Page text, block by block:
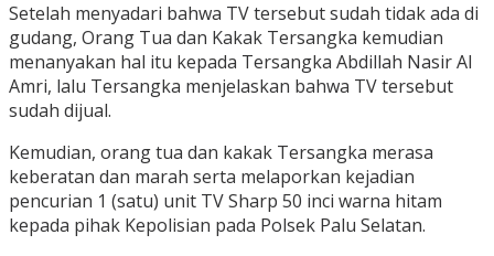
Setelah menyadari bahwa TV tersebut sudah tidak ada di
gudang, Orang Tua dan Kakak Tersangka kemudian
menanyakan hal itu kepada Tersangka Abdillah Nasir Al
Amri, lalu Tersangka menjelaskan bahwa TV tersebut
sudah dijual.
Kemudian, orang tua dan kakak Tersangka merasa
keberatan dan marah serta melaporkan kejadian
pencurian 1 (satu) unit TV Sharp 50 inci warna hitam
kepada pihak Kepolisian pada Polsek Palu Selatan.